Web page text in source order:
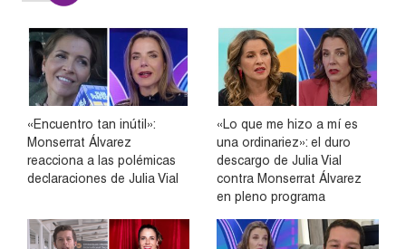
«Encuentro tan inútil»:
Monserrat Álvarez
reacciona a las polémicas
declaraciones de Julia Vial
«Lo que me hizo a mí es
una ordinariez»: el duro
descargo de Julia Vial
contra Monserrat Álvarez
en pleno programa